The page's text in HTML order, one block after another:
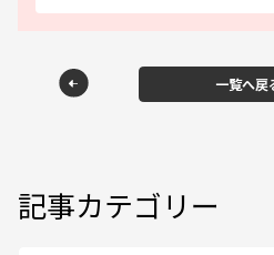
一覧へ戻
記事カテゴリー